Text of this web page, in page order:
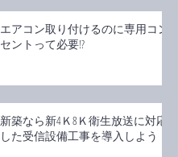
エアコン取り付けるのに専用コン
セントって必要!?
新築なら新4Ｋ8Ｋ衛生放送に対応
した受信設備工事を導入しよう！